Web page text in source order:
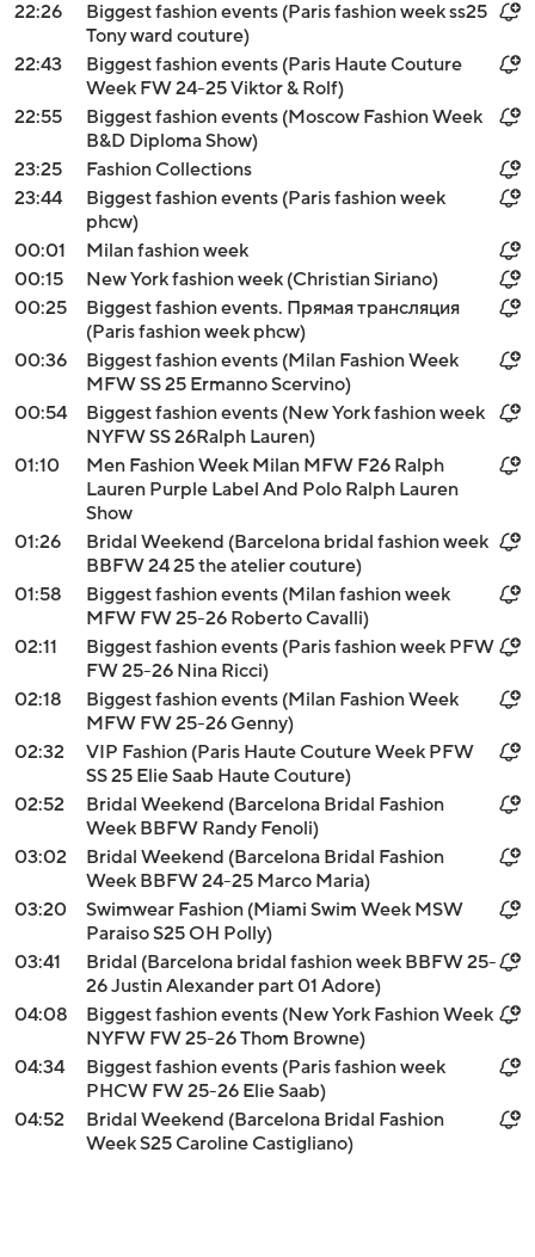
22:26
Biggest fashion events (Paris fashion week ss25
Tony ward couture)
22:43
Biggest fashion events (Paris Haute Couture
Week FW 24-25 Viktor & Rolf)
22:55
Biggest fashion events (Moscow Fashion Week
B&D Diploma Show)
23:25
Fashion Collections
23:44
Biggest fashion events (Paris fashion week
phcw)
00:01
Milan fashion week
00:15
New York fashion week (Christian Siriano)
00:25
Biggest fashion events. Прямая трансляция
(Paris fashion week phcw)
00:36
Biggest fashion events (Milan Fashion Week
MFW SS 25 Ermanno Scervino)
00:54
Biggest fashion events (New York fashion week
NYFW SS 26Ralph Lauren)
01:10
Men Fashion Week Milan MFW F26 Ralph
Lauren Purple Label And Polo Ralph Lauren
Show
01:26
Bridal Weekend (Barcelona bridal fashion week
BBFW 24 25 the atelier couture)
01:58
Biggest fashion events (Milan fashion week
MFW FW 25-26 Roberto Cavalli)
02:11
Biggest fashion events (Paris fashion week PFW
FW 25-26 Nina Ricci)
02:18
Biggest fashion events (Milan Fashion Week
MFW FW 25-26 Genny)
02:32
VIP Fashion (Paris Haute Couture Week PFW
SS 25 Elie Saab Haute Couture)
02:52
Bridal Weekend (Barcelona Bridal Fashion
Week BBFW Randy Fenoli)
03:02
Bridal Weekend (Barcelona Bridal Fashion
Week BBFW 24-25 Marco Maria)
03:20
Swimwear Fashion (Miami Swim Week MSW
Paraiso S25 OH Polly)
03:41
Bridal (Barcelona bridal fashion week BBFW 25-
26 Justin Alexander part 01 Adore)
04:08
Biggest fashion events (New York Fashion Week
NYFW FW 25-26 Thom Browne)
04:34
Biggest fashion events (Paris fashion week
PHCW FW 25-26 Elie Saab)
04:52
Bridal Weekend (Barcelona Bridal Fashion
Week S25 Caroline Castigliano)